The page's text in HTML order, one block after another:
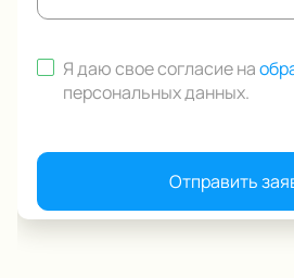
Я даю свое согласие на
персональных данных.
Отправить